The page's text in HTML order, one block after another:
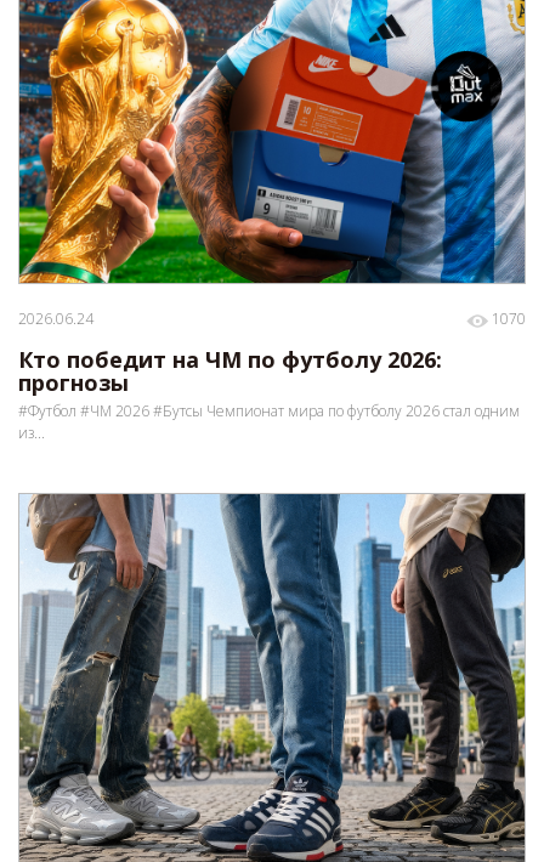
2026.06.24 1070
Кто победит на ЧМ по футболу 2026:
прогнозы
#Футбол #ЧМ 2026 #Бутсы Чемпионат мира по футболу 2026 стал одним
из...